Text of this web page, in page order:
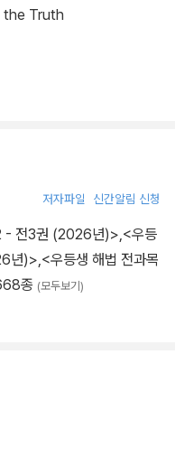
the Truth
저자파일 신간알림 신청
- 전3권 (2026년)>,<우등
년)>,<우등생 해법 전과목
종 (모두보기)